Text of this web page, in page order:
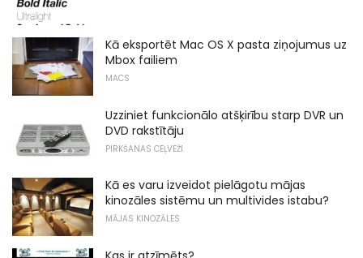
Kā eksportēt Mac OS X pasta ziņojumus uz
Mbox failiem
MACS
Uzziniet funkcionālo atšķirību starp DVR un
DVD rakstītāju
PIRKŠANAS CEĻVEŽI
Kā es varu izveidot pielāgotu mājas
kinozāles sistēmu un multivides istabu?
MĀJAS KINOZĀLES